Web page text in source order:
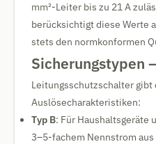
mm²-Leiter bis zu 21 A
berücksichtigt diese Werte
stets den normkonformen
Sicherungstypen
Leitungsschutzschalter gibt
Auslösecharakteristiken:
Typ B: Für Haushaltsgeräte
3–5-fachem Nennstrom aus